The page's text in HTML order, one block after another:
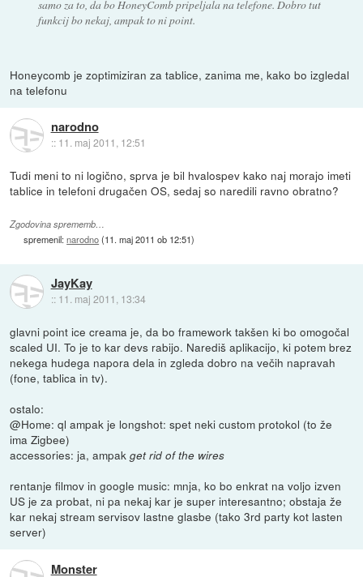
samo za to, da bo HoneyComb pripeljala na telefone. Dobro tut
funkcij bo nekaj, ampak to ni point.
Honeycomb je zoptimiziran za tablice, zanima me, kako bo izgledal
na telefonu
narodno
:: 11. maj 2011, 12:51
Tudi meni to ni logično, sprva je bil hvalospev kako naj morajo imeti
tablice in telefoni drugačen OS, sedaj so naredili ravno obratno?
Zgodovina sprememb…
spremenil:narodno(11. maj 2011 ob 12:51)
JayKay
:: 11. maj 2011, 13:34
glavni point ice creama je, da bo framework takšen ki bo omogočal
scaled UI. To je to kar devs rabijo. Narediš aplikacijo, ki potem brez
nekega hudega napora dela in zgleda dobro na večih napravah
(fone, tablica in tv).
ostalo:
@Home: ql ampak je longshot: spet neki custom protokol (to že
ima Zigbee)
accessories: ja, ampakget rid of the wires
rentanje filmov in google music: mnja, ko bo enkrat na voljo izven
US je za probat, ni pa nekaj kar je super interesantno; obstaja že
kar nekaj stream servisov lastne glasbe (tako 3rd party kot lasten
server)
Monster